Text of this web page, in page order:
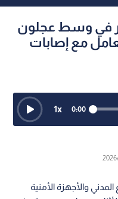
في وسط عجلون
مع إصابات
0:00
1x
المدني والأجهزة الأمنية